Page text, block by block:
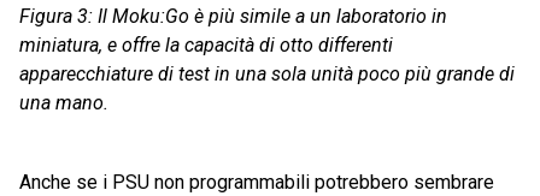
Figura 3: Il Moku:Go è più simile a un laboratorio in
miniatura, e offre la capacità di otto differenti
apparecchiature di test in una sola unità poco più grande di
una mano.
Anche se i PSU non programmabili potrebbero sembrare